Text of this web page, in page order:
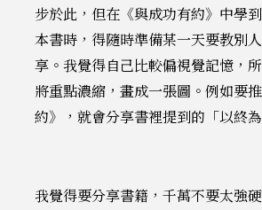
步於此，但在《與成功有約》中學
本書時，得隨時準備某一天要教別
享。我覺得自己比較偏視覺記憶，
將重點濃縮，畫成一張圖。例如要
約》，就會分享書裡提到的「以終
我覺得要分享書籍，千萬不要太強